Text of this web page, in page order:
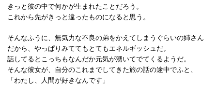
きっと彼の中で何かが生まれたことだろう。
これから先がきっと違ったものになると思う。
そんなふうに、無気力な不良の弟をかえてしまうぐらいの姉さん
だから、やっぱりみててもとてもエネルギッシュだ。
話してるとこっちもなんだか元気が湧いてでてくるようだ。
そんな彼女が、自分のこれまでしてきた旅の話の途中でふと、
「わたし、人間が好きなんです」